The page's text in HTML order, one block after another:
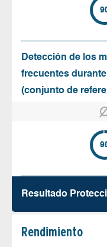
Detección de los
frecuentes
(conjunto de
Resultado
Rendimiento